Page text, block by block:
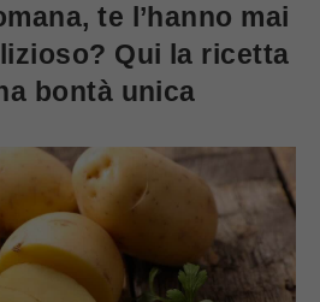
te l’hanno mai
Qui la ricetta
bontà unica